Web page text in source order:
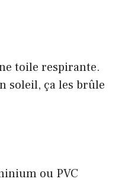
toile respirante.
soleil, ça les brûle
ou PVC